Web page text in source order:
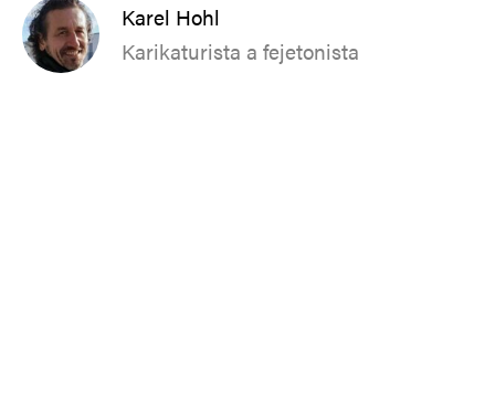
Karel Hohl
Karikaturista a fejetonista